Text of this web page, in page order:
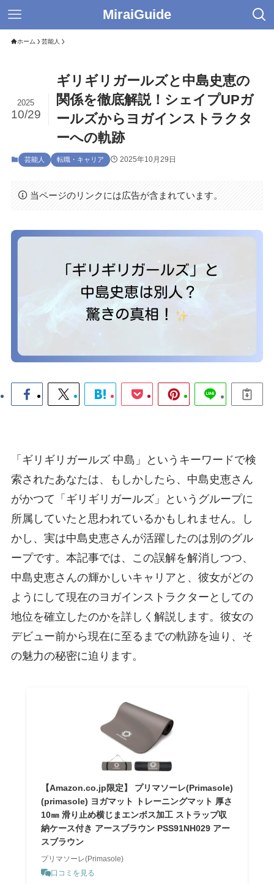
MiraiGuide
ホーム 芸能人
ギリギリガールズと中島史恵の
関係を徹底解説！シェイプUPガ
ールズからヨガインストラクタ
ーへの軌跡
2025
10/29
芸能人 転職・キャリア 2025年10月29日
当ページのリンクには広告が含まれています。
「ギリギリガールズ 中島」というキーワードで検
索されたあなたは、もしかしたら、中島史恵さん
がかつて「ギリギリガールズ」というグループに
所属していたと思われているかもしれません。し
かし、実は中島史恵さんが活躍したのは別のグル
ープです。本記事では、この誤解を解消しつつ、
中島史恵さんの輝かしいキャリアと、彼女がどの
ようにして現在のヨガインストラクターとしての
地位を確立したのかを詳しく解説します。彼女の
デビュー前から現在に至るまでの軌跡を辿り、そ
の魅力の秘密に迫ります。
【Amazon.co.jp限定】 プリマソーレ(Primasole)
(primasole) ヨガマット トレーニングマット 厚さ
10㎜ 滑り止め横じまエンボス加工 ストラップ収
納ケース付き アースブラウン PSS91NH029 アー
スブラウン
プリマソーレ(Primasole)
口コミを見る